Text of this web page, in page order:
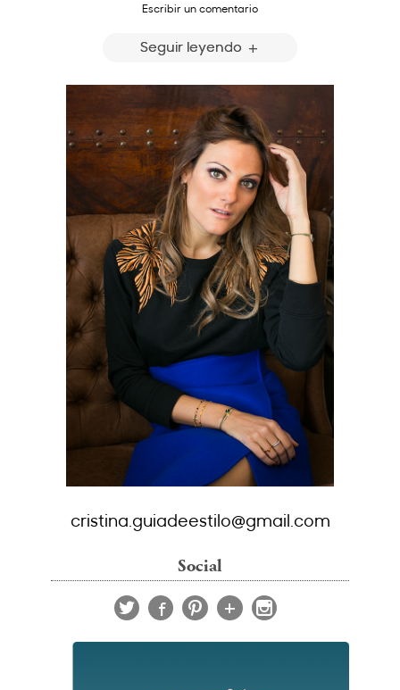
Escribir un comentario
Seguir leyendo
cristina.guiadeestilo@gmail.com
Social